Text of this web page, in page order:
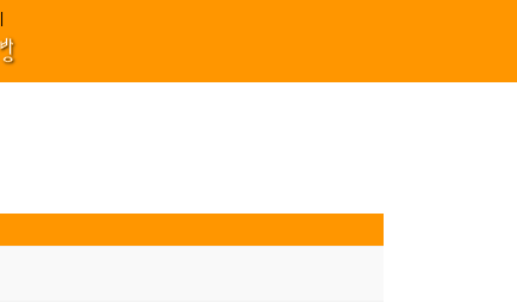
정 금드레 임형모 양동열 안길재 김성태 이율 유성민 손윤희 이은미 민